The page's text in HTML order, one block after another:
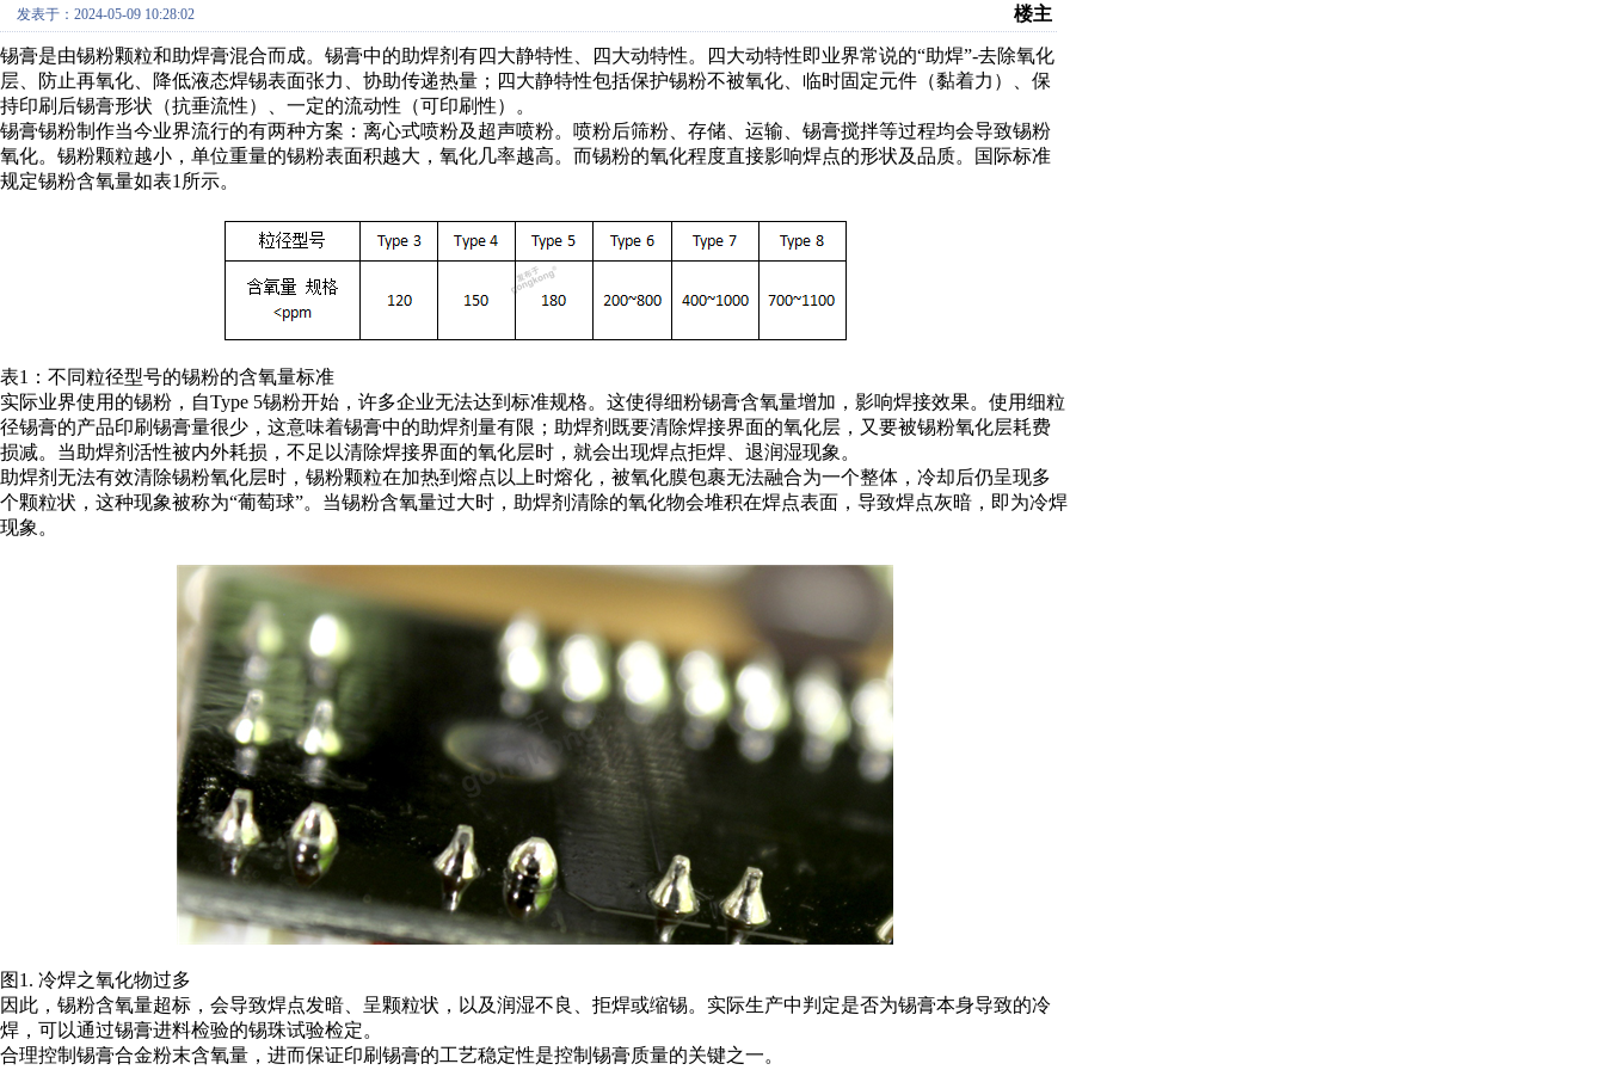
发表于：2024-05-09 10:28:02 楼主
锡膏是由锡粉颗粒和助焊膏混合而成。锡膏中的助焊剂有四大静特性、四大动特性。四大动特性即业界常说的“助焊”-去除氧化
层、防止再氧化、降低液态焊锡表面张力、协助传递热量；四大静特性包括保护锡粉不被氧化、临时固定元件（黏着力）、保
持印刷后锡膏形状（抗垂流性）、一定的流动性（可印刷性）。
锡膏锡粉制作当今业界流行的有两种方案：离心式喷粉及超声喷粉。喷粉后筛粉、存储、运输、锡膏搅拌等过程均会导致锡粉
氧化。锡粉颗粒越小，单位重量的锡粉表面积越大，氧化几率越高。而锡粉的氧化程度直接影响焊点的形状及品质。国际标准
规定锡粉含氧量如表1所示。
表1：不同粒径型号的锡粉的含氧量标准
实际业界使用的锡粉，自Type 5锡粉开始，许多企业无法达到标准规格。这使得细粉锡膏含氧量增加，影响焊接效果。使用细粒
径锡膏的产品印刷锡膏量很少，这意味着锡膏中的助焊剂量有限；助焊剂既要清除焊接界面的氧化层，又要被锡粉氧化层耗费
损减。当助焊剂活性被内外耗损，不足以清除焊接界面的氧化层时，就会出现焊点拒焊、退润湿现象。
助焊剂无法有效清除锡粉氧化层时，锡粉颗粒在加热到熔点以上时熔化，被氧化膜包裹无法融合为一个整体，冷却后仍呈现多
个颗粒状，这种现象被称为“葡萄球”。当锡粉含氧量过大时，助焊剂清除的氧化物会堆积在焊点表面，导致焊点灰暗，即为冷焊
现象。
图1. 冷焊之氧化物过多
因此，锡粉含氧量超标，会导致焊点发暗、呈颗粒状，以及润湿不良、拒焊或缩锡。实际生产中判定是否为锡膏本身导致的冷
焊，可以通过锡膏进料检验的锡珠试验检定。
合理控制锡膏合金粉末含氧量，进而保证印刷锡膏的工艺稳定性是控制锡膏质量的关键之一。